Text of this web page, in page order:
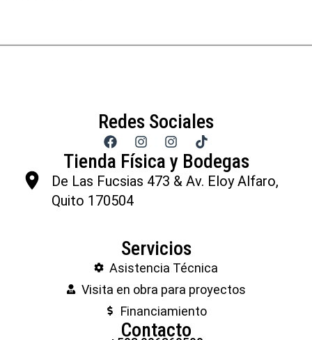
Redes Sociales
Tienda Física y Bodegas
De Las Fucsias 473 & Av. Eloy Alfaro,
Quito 170504
Servicios
Asistencia Técnica
Visita en obra para proyectos
Financiamiento
Contacto